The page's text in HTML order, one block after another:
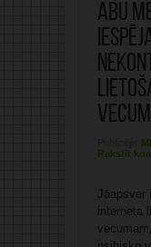
Abu
Rakstīt
Jāapsver
interneta